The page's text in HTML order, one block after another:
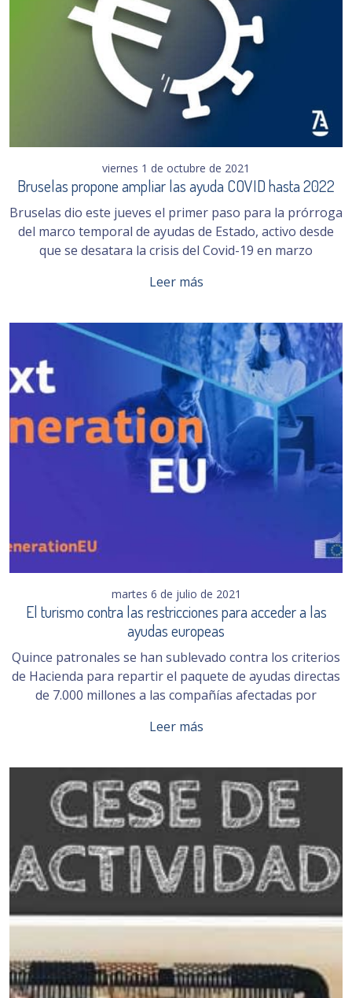
viernes 1 de octubre de 2021
Bruselas propone ampliar las ayuda COVID hasta 2022
Bruselas dio este jueves el primer paso para la prórroga
del marco temporal de ayudas de Estado, activo desde
que se desatara la crisis del Covid-19 en marzo
Leer más
martes 6 de julio de 2021
El turismo contra las restricciones para acceder a las
ayudas europeas
Quince patronales se han sublevado contra los criterios
de Hacienda para repartir el paquete de ayudas directas
de 7.000 millones a las compañías afectadas por
Leer más